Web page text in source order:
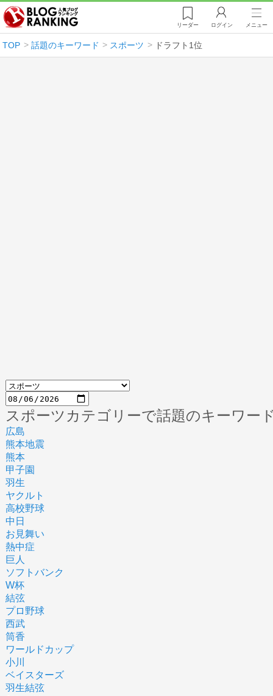
リーダー ログイン メニュー
TOP 話題のキーワード スポーツ ドラフト1位
スポーツカテゴリーで話題のキーワー
広島
熊本地震
熊本
甲子園
羽生
ヤクルト
高校野球
中日
お見舞い
熱中症
巨人
ソフトバンク
W杯
結弦
プロ野球
西武
筒香
ワールドカップ
小川
ベイスターズ
羽生結弦